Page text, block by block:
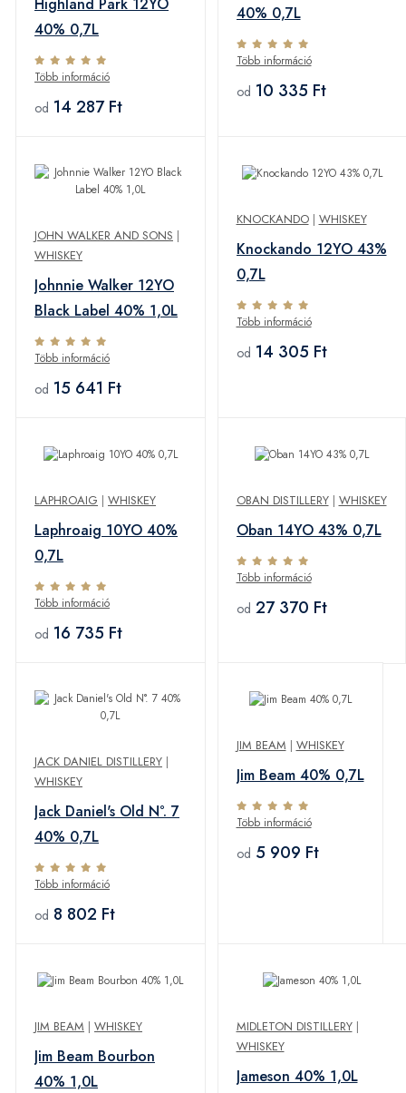
Highland Park 12YO
40% 0,7L
Több információ
od 14 287 Ft
40% 0,7L
Több információ
od 10 335 Ft
JOHN WALKER AND SONS |
WHISKEY
Johnnie Walker 12YO
Black Label 40% 1,0L
Több információ
od 15 641 Ft
KNOCKANDO| WHISKEY
Knockando 12YO 43%
0,7L
Több információ
od 14 305 Ft
LAPHROAIG | WHISKEY
Laphroaig 10YO 40%
0,7L
Több információ
od 16 735 Ft
OBAN DISTILLERY| WHISKEY
Oban 14YO 43% 0,7L
Több információ
od 27 370 Ft
JACK DANIEL DISTILLERY |
WHISKEY
Jack Daniel's Old N°. 7
40% 0,7L
Több információ
od 8 802 Ft
JIM BEAM | WHISKEY
Jim Beam 40% 0,7L
Több információ
od 5 909 Ft
JIM BEAM | WHISKEY
Jim Beam Bourbon
40% 1,0L
MIDLETON DISTILLERY|
WHISKEY
Jameson 40% 1,0L